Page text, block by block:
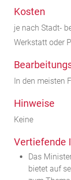
Kosten
je nach Stadt-
Werkstatt oder
In den meisten
Hinweise
Keine
Vertiefende
Das
bietet auf